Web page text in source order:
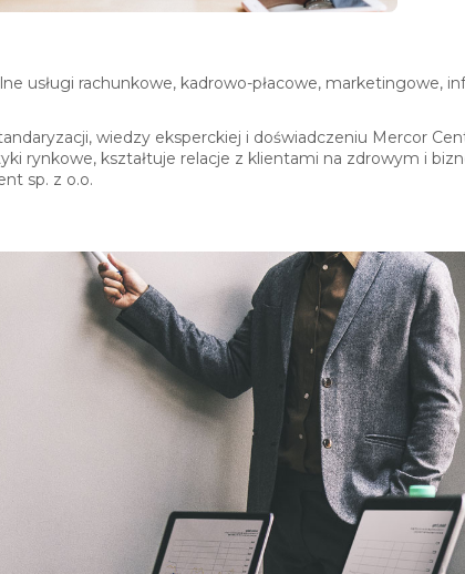
usługi rachunkowe, kadrowo-płacowe, marketingowe,
wiedzy eksperckiej i doświadczeniu Mercor
rynkowe, kształtuje relacje z klientami na zdrowym i
sp. z o.o.